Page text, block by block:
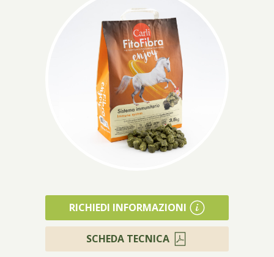
Animali
Prodotti
RICHIEDI INFORMAZIONI
SCHEDA TECNICA